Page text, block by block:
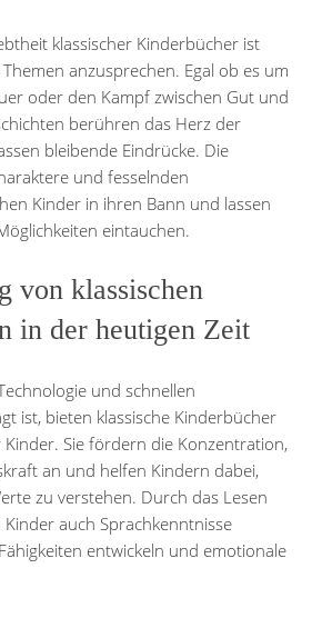
klassischer Kinderbücher ist
anzusprechen. Egal ob es um
oder den Kampf zwischen Gut und
berühren das Herz der
bleibende Eindrücke. Die
und fesselnden
Kinder in ihren Bann und lassen
eintauchen.
von klassischen
in der heutigen Zeit
und schnellen
ist, bieten klassische Kinderbücher
Sie fördern die Konzentration,
an und helfen Kindern dabei,
zu verstehen. Durch das Lesen
auch Sprachkenntnisse
entwickeln und emotionale